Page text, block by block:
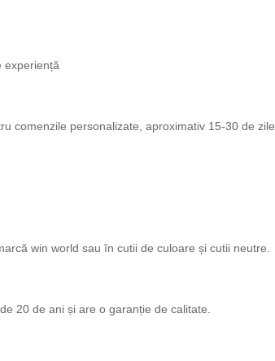
experiență
comenzile personalizate, aproximativ 15-30 de zile
win world sau în cutii de culoare și cutii neutre.
20 de ani și are o garanție de calitate.